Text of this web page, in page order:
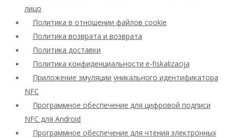
лицо
Политика в отношении файлов cookie
Политика возврата и возврата
Политика доставки
Политика конфиденциальности e-fiskalizacija
Приложение эмуляции уникального идентификатора
NFC
Программное обеспечение для цифровой подписи
NFC для Android
Программное обеспечение для чтения электронных